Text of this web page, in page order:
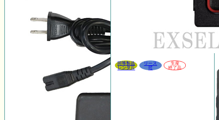
同等製品
レンタル
リース
可
生産
終了品